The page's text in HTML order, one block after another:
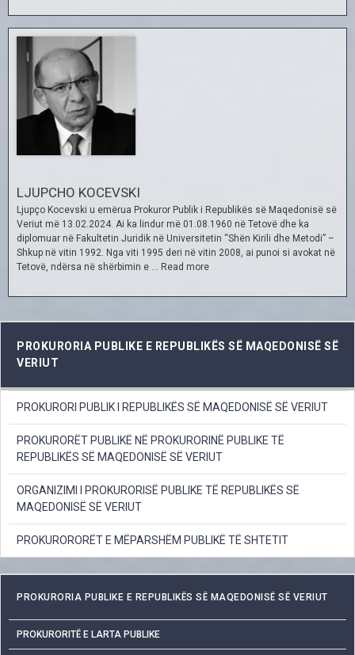
LJUPCHO KOCEVSKI
Ljupço Kocevski u emërua Prokuror Publik i Republikës së Maqedonisë së
Veriut më 13.02.2024. Ai ka lindur më 01.08.1960 në Tetovë dhe ka
diplomuar në Fakultetin Juridik në Universitetin “Shën Kirili dhe Metodi” –
Shkup në vitin 1992. Nga viti 1995 deri në vitin 2008, ai punoi si avokat në
Tetovë, ndërsa në shërbimin e … Read more
PROKURORIA PUBLIKE E REPUBLIKËS SË MAQEDONISË SË
VERIUT
PROKURORI PUBLIK I REPUBLIKËS SË MAQEDONISË SË VERIUT
PROKURORËT PUBLIKË NË PROKURORINË PUBLIKE TË
REPUBLIKËS SË MAQEDONISË SË VERIUT
ORGANIZIMI I PROKURORISË PUBLIKE TË REPUBLIKËS SË
MAQEDONISË SË VERIUT
PROKURORORËT E MËPARSHËM PUBLIKË TË SHTETIT
PROKURORIA PUBLIKE E REPUBLIKËS SË MAQEDONISË SË VERIUT
PROKURORITË E LARTA PUBLIKE